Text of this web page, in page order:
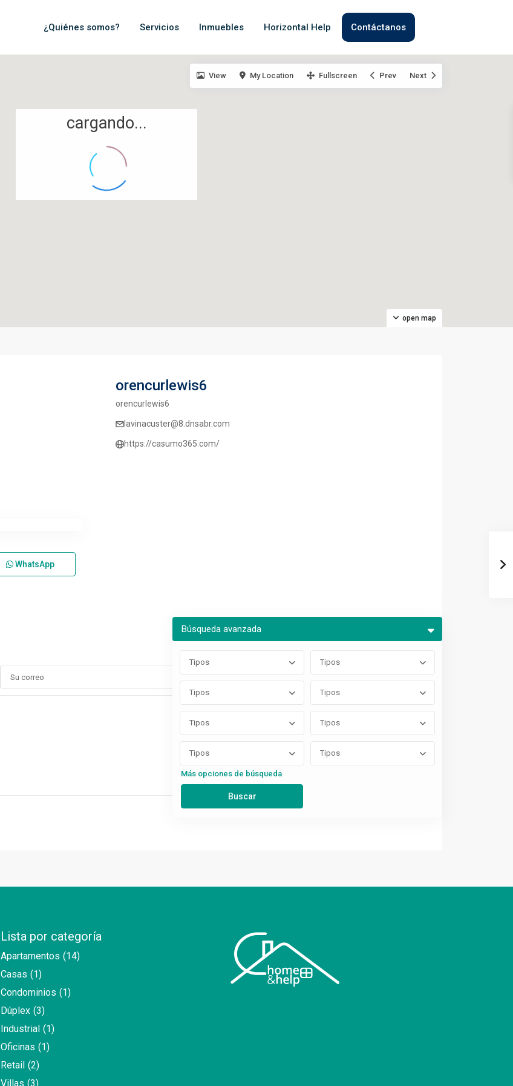
¿Quiénes somos? Servicios Inmuebles Horizontal Help Contáctanos
cargando...
open map
View My Location Fullscreen Prev Next
Búsqueda avanzada
Tipos Tipos
Tipos Tipos
Tipos Tipos
Tipos Tipos
Más opciones de búsqueda
orencurlewis6
orencurlewis6
lavinacuster@8.dnsabr.com
https://casumo365.com/
WhatsApp
Lista por categoría
Apartamentos (14)
Casas (1)
Condominios (1)
Dúplex (3)
Industrial (1)
Oficinas (1)
Retail (2)
Villas (3)